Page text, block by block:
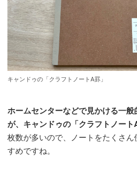
キャンドゥの「クラフトノートA罫」
ホームセンターなどで見かける一
が、キャンドゥの「クラフトノート
枚数が多いので、ノートをたくさ
すめですね。